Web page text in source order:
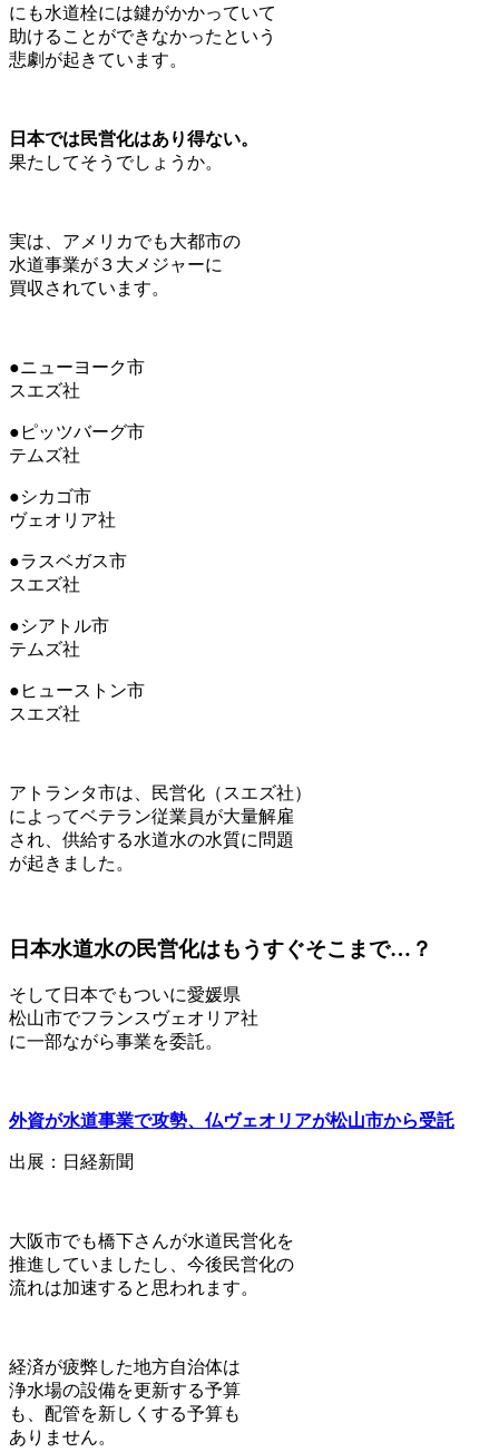
にも水道栓には鍵がかかっていて
助けることができなかったという
悲劇が起きています。
日本では民営化はあり得ない。
果たしてそうでしょうか。
実は、アメリカでも大都市の
水道事業が３大メジャーに
買収されています。
●ニューヨーク市
スエズ社
●ピッツバーグ市
テムズ社
●シカゴ市
ヴェオリア社
●ラスベガス市
スエズ社
●シアトル市
テムズ社
●ヒューストン市
スエズ社
アトランタ市は、民営化（スエズ社）
によってベテラン従業員が大量解雇
され、供給する水道水の水質に問題
が起きました。
日本水道水の民営化はもうすぐそこまで…？
そして日本でもついに愛媛県
松山市でフランスヴェオリア社
に一部ながら事業を委託。
外資が水道事業で攻勢、仏ヴェオリアが松山市から受託
出展：日経新聞
大阪市でも橋下さんが水道民営化を
推進していましたし、今後民営化の
流れは加速すると思われます。
経済が疲弊した地方自治体は
浄水場の設備を更新する予算
も、配管を新しくする予算も
ありません。